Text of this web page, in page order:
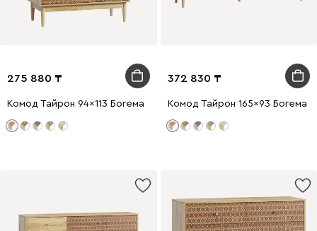
275 880
Комод Тайрон 94x113 Богема ​
372 830
Комод Тайрон 165x93 Богема ​